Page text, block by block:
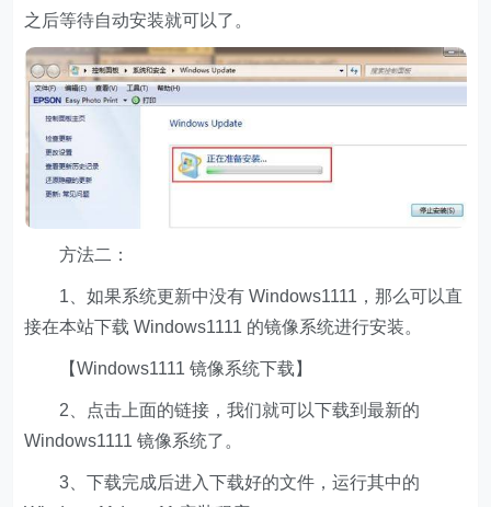
之后等待自动安装就可以了。
方法二：
1、如果系统更新中没有 Windows1111，那么可以直
接在本站下载 Windows1111 的镜像系统进行安装。
【Windows1111 镜像系统下载】
2、点击上面的链接，我们就可以下载到最新的
Windows1111 镜像系统了。
3、下载完成后进入下载好的文件，运行其中的